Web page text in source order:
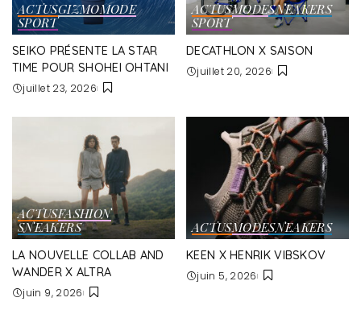
ACTUSGIZMOMODE
SPORT
SEIKO PRÉSENTE LA STAR
TIME POUR SHOHEI OHTANI
juillet 23, 2026
ACTUSMODESNEAKERS
SPORT
DECATHLON X SAISON
juillet 20, 2026
ACTUSFASHION
SNEAKERS
LA NOUVELLE COLLAB AND
WANDER X ALTRA
juin 9, 2026
ACTUSMODESNEAKERS
KEEN X HENRIK VIBSKOV
juin 5, 2026